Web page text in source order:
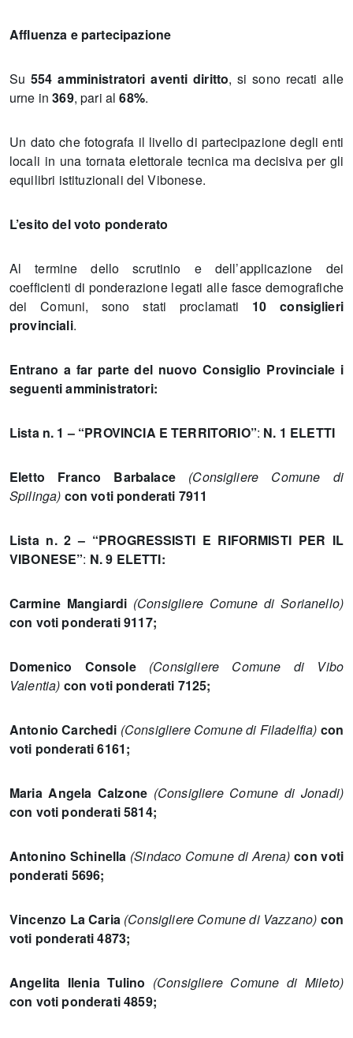
Affluenza e partecipazione
Su554 amministratori aventi diritto, si sono recati alle
urne in369, pari al68%.
Un dato che fotografa il livello di partecipazione degli enti
locali in una tornata elettorale tecnica ma decisiva per gli
equilibri istituzionali del Vibonese.
L’esito del voto ponderato
Al termine dello scrutinio e dell’applicazione dei
coefficienti di ponderazione legati alle fasce demografiche
dei Comuni, sono stati proclamati 10 consiglieri
provinciali.
Entrano a far parte del nuovo Consiglio Provinciale i
seguenti amministratori:
Lista n. 1 – “PROVINCIA E TERRITORIO”: N. 1 ELETTI
Eletto Franco Barbalace (Consigliere Comune di
Spilinga) con voti ponderati 7911
Lista n. 2 – “PROGRESSISTI E RIFORMISTI PER IL
VIBONESE”: N. 9 ELETTI:
Carmine Mangiardi (Consigliere Comune di Sorianello)
con voti ponderati 9117;
Domenico Console (Consigliere Comune di Vibo
Valentia) con voti ponderati 7125;
Antonio Carchedi (Consigliere Comune di Filadelfia) con
voti ponderati 6161;
Maria Angela Calzone (Consigliere Comune di Jonadi)
con voti ponderati 5814;
Antonino Schinella (Sindaco Comune di Arena)con voti
ponderati 5696;
Vincenzo La Caria (Consigliere Comune di Vazzano) con
voti ponderati 4873;
Angelita Ilenia Tulino (Consigliere Comune di Mileto)
con voti ponderati 4859;